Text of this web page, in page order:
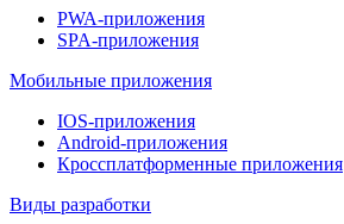
PWA-приложения
SPA-приложения
Мобильные приложения
IOS-приложения
Android-приложения
Кроссплатформенные приложения
Виды разработки